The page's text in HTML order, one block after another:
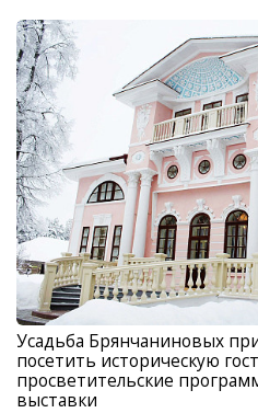
Усадьба Брянчаниновых
посетить историческую
просветительские
выставки